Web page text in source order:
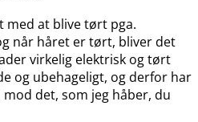
med at blive tørt pga.
når håret er tørt, bliver det
virkelig elektrisk og tørt
og ubehageligt, og derfor har
det, som jeg håber, du